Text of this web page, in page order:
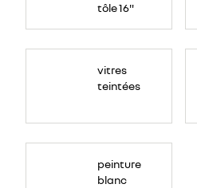
tôle 16"
vitres
teintées
peinture
blanc